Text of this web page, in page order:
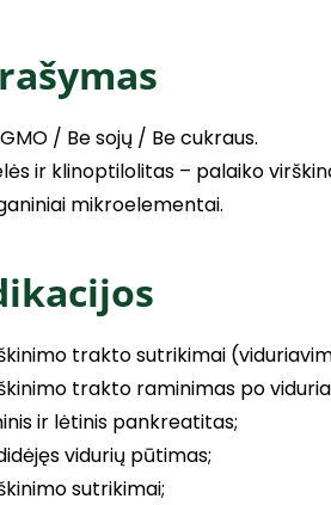
/ Be sojų / Be cukraus.
ir klinoptilolitas – palaiko
mikroelementai.
trakto sutrikimai
trakto raminimas po
ir lėtinis pankreatitas;
vidurių pūtimas;
sutrikimai;